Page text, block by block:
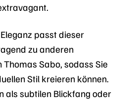
passt dieser
zu anderen
Sabo, sodass Sie
Stil kreieren können.
als subtilen Blickfang oder